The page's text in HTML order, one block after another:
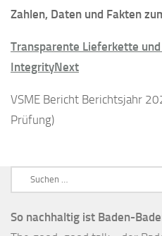
Zahlen, Daten und Fakten
Transparente Lieferkette
IntegrityNext
VSME Bericht Berichtsjahr
Prüfung)
Suchen
nach:
So nachhaltig ist Baden-